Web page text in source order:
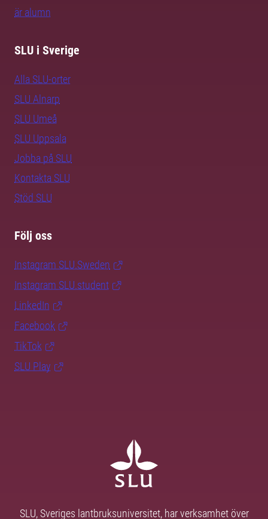
är alumn
SLU i Sverige
Alla SLU-orter
SLU Alnarp
SLU Umeå
SLU Uppsala
Jobba på SLU
Kontakta SLU
Stöd SLU
Följ oss
Instagram SLU.Sweden
Instagram SLU.student
LinkedIn
Facebook
TikTok
SLU Play
SLU, Sveriges lantbruksuniversitet, har verksamhet över